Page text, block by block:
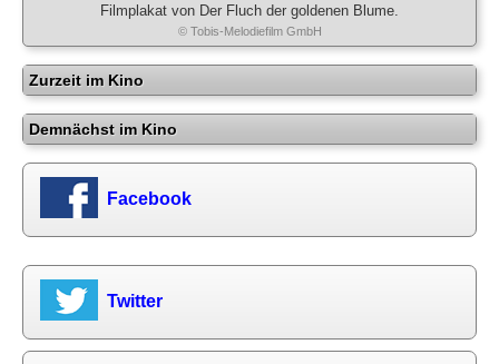
Filmplakat von Der Fluch der goldenen Blume.
© Tobis-Melodiefilm GmbH
Zurzeit im Kino
Demnächst im Kino
Facebook
Twitter